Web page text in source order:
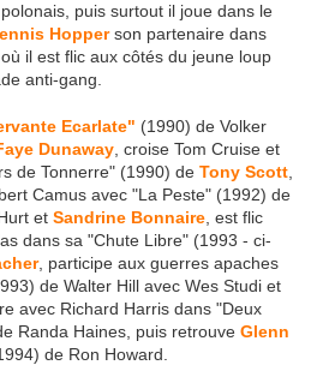
puis surtout il joue dans le
Hopperson partenaire dans
il est flic aux côtés du jeune loup
anti-gang.
Ecarlate" (1990) de Volker
Dunaway , croise Tom Cruise et
de Tonnerre" (1990) de Tony Scott
Camus avec "La Peste" (1992) de
et Sandrine Bonnaire , est flic
dans sa "Chute Libre" (1993 - ci-
, participe aux guerres apaches
de Walter Hill avec Wes Studi et
avec Richard Harris dans "Deux
Randa Haines, puis retrouve Glenn
de Ron Howard.